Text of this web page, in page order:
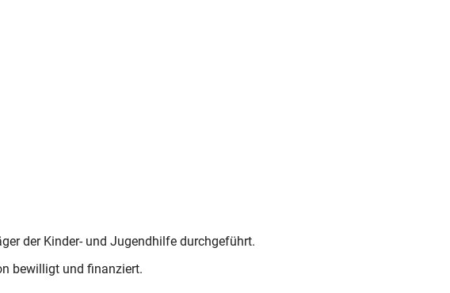
der Kinder- und Jugendhilfe durchgeführt.
bewilligt und finanziert.